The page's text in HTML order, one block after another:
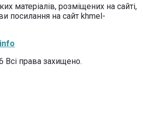
матеріалів, розміщених на сайті,
посилання на сайт khmel-
права захищено.